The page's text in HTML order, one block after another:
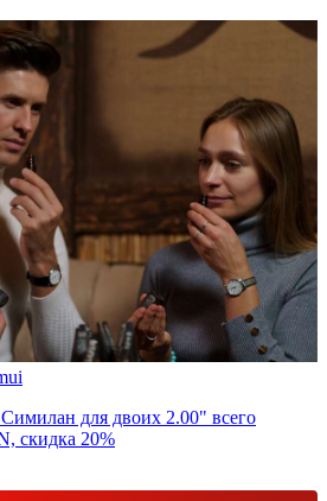
для двоих 2.00" всего
скидка 20%